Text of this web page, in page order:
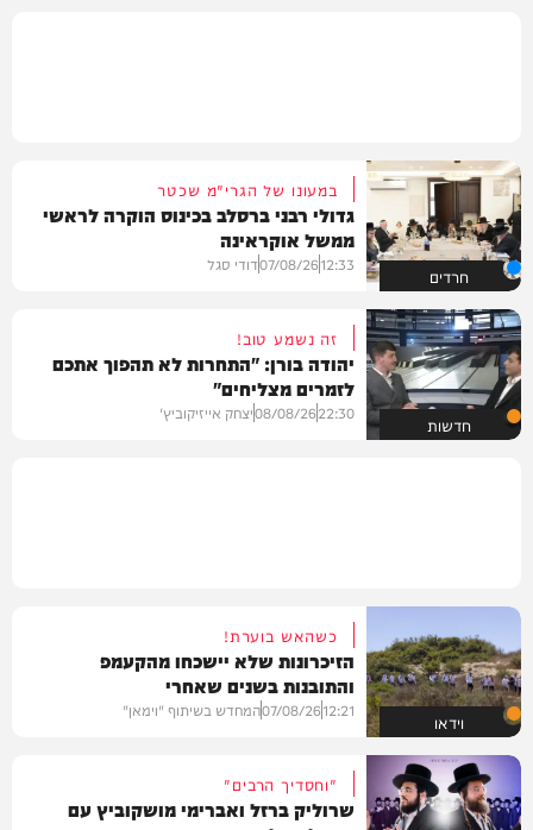
חרדים
במעונו של הגרי"מ שכטר
גדולי רבני ברסלב בכינוס הוקרה לראשי
ממשל אוקראינה
12:33
07/08/26דודי סגל
חדשות
זה נשמע טוב!
יהודה בורן: "התחרות לא תהפוך אתכם
לזמרים מצליחים"
22:30
08/08/26יצחק אייזיקוביץ'
וידאו
כשהאש בוערת!
הזיכרונות שלא יישכחו מהקעמפ
והתובנות בשנים שאחרי
12:21
07/08/26המחדש בשיתוף "וימאן"
"וחסדיך הרבים"
שרוליק ברזל ואברימי מושקוביץ עם